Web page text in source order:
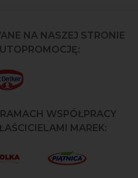
NA NASZEJ STRONIE
WSPÓŁPRACY
MAREK: